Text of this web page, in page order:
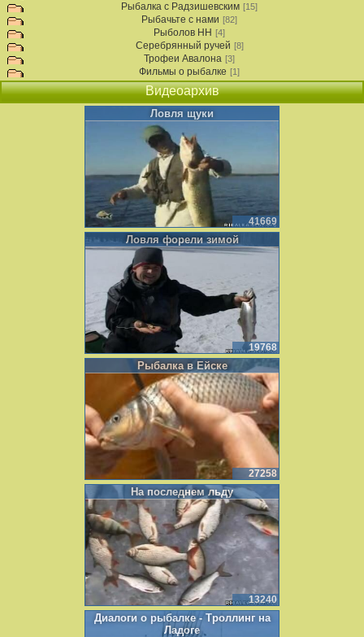
Рыбалка с Радзишевским [15]
Рыбачьте с нами [82]
Рыболов НН [4]
Серебрянный ручей [8]
Трофеи Авалона [3]
Фильмы о рыбалке [1]
Видеоархив
Ловля щуки
41669
Ловля форели зимой
19768
Рыбалка в Ейске
27258
На последнем льду
13240
Диалоги о рыбалке - Троллинг на
Ладоге